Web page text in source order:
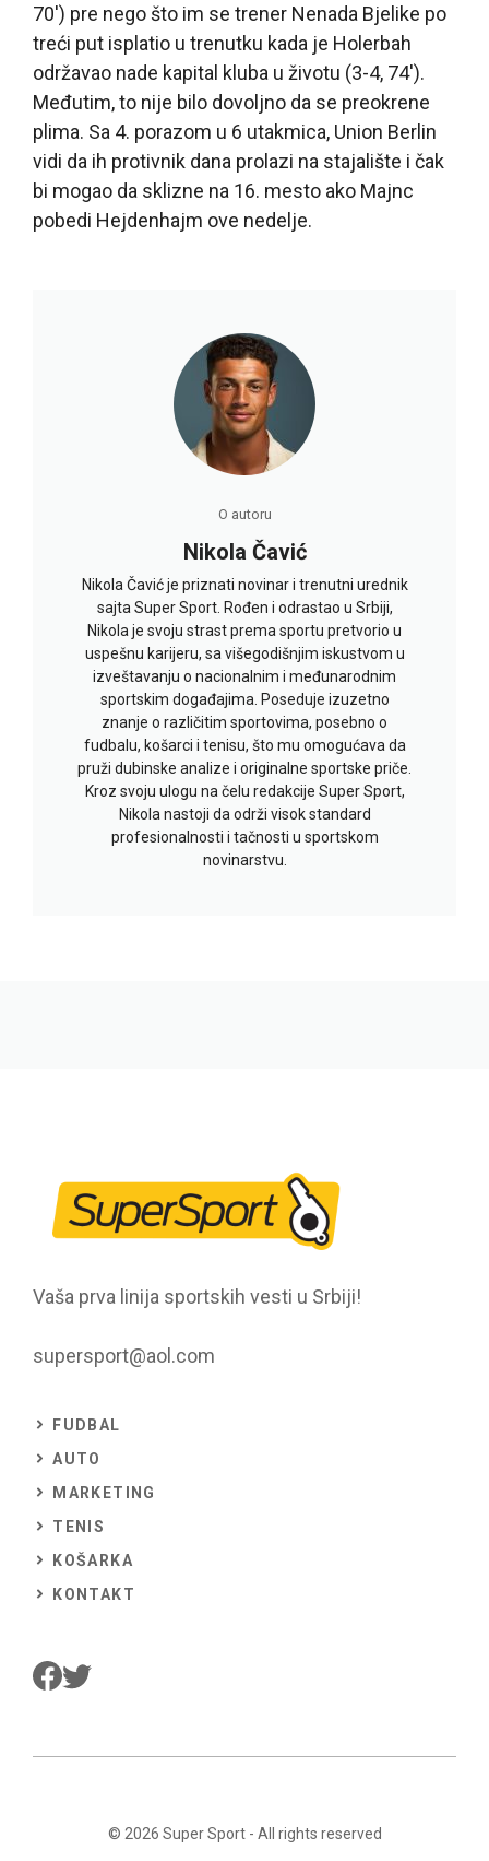
70′) pre nego što im se trener Nenada Bjelike po
treći put isplatio u trenutku kada je Holerbah
održavao nade kapital kluba u životu (3-4, 74′).
Međutim, to nije bilo dovoljno da se preokrene
plima. Sa 4. porazom u 6 utakmica, Union Berlin
vidi da ih protivnik dana prolazi na stajalište i čak
bi mogao da sklizne na 16. mesto ako Majnc
pobedi Hejdenhajm ove nedelje.
O autoru
Nikola Čavić
Nikola Čavić je priznati novinar i trenutni urednik
sajta Super Sport. Rođen i odrastao u Srbiji,
Nikola je svoju strast prema sportu pretvorio u
uspešnu karijeru, sa višegodišnjim iskustvom u
izveštavanju o nacionalnim i međunarodnim
sportskim događajima. Poseduje izuzetno
znanje o različitim sportovima, posebno o
fudbalu, košarci i tenisu, što mu omogućava da
pruži dubinske analize i originalne sportske priče.
Kroz svoju ulogu na čelu redakcije Super Sport,
Nikola nastoji da održi visok standard
profesionalnosti i tačnosti u sportskom
novinarstvu.
Vaša prva linija sportskih vesti u Srbiji!
supersport@aol.com
FUDBAL
AUTO
MARKETING
TENIS
KOŠARKA
KONTAKT
© 2026 Super Sport- All rights reserved